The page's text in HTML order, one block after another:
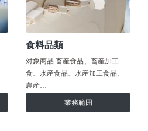
食料品類
対象商品 畜産食品、畜産加工
食、水産食品、水産加工食品、
農産…
業務範囲